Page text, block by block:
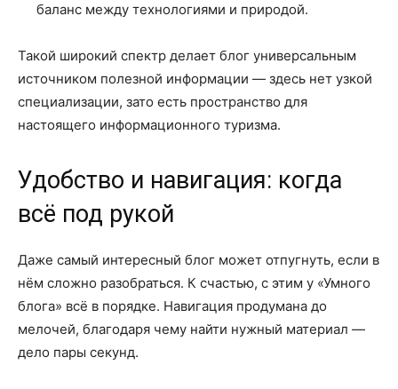
баланс между технологиями и природой.
Такой широкий спектр делает блог универсальным
источником полезной информации — здесь нет узкой
специализации, зато есть пространство для
настоящего информационного туризма.
Удобство и навигация: когда
всё под рукой
Даже самый интересный блог может отпугнуть, если в
нём сложно разобраться. К счастью, с этим у «Умного
блога» всё в порядке. Навигация продумана до
мелочей, благодаря чему найти нужный материал —
дело пары секунд.